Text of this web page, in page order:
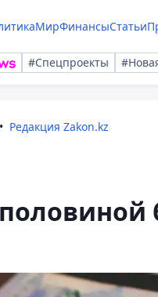
МирФинансыСтатьи
#Спецпроекты
Редакция Zakon.kz